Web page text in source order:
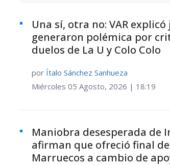
Una sí, otra no: VAR
generaron polémica por
duelos de La U y Colo Colo
por Ítalo Sánchez Sanhueza
Miércoles 05 Agosto, 2026 | 18:19
Maniobra desesperada de
afirman que ofreció final
Marruecos a cambio de